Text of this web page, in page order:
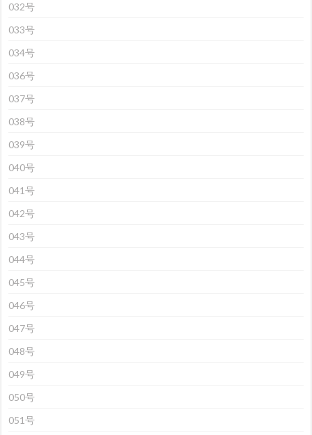
032号
033号
034号
036号
037号
038号
039号
040号
041号
042号
043号
044号
045号
046号
047号
048号
049号
050号
051号